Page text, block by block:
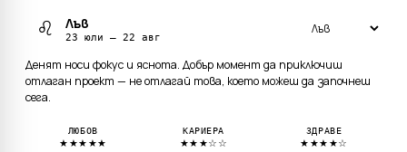
♌ Лъв
23 юли — 22 авг
Денят носи фокус и яснота. Добър момент да приключиш
отлаган проект — не отлагай това, което можеш да започнеш
сега.
ЛЮБОВ
★★★★★
КАРИЕРА
★★★☆☆
ЗДРАВЕ
★★★★☆